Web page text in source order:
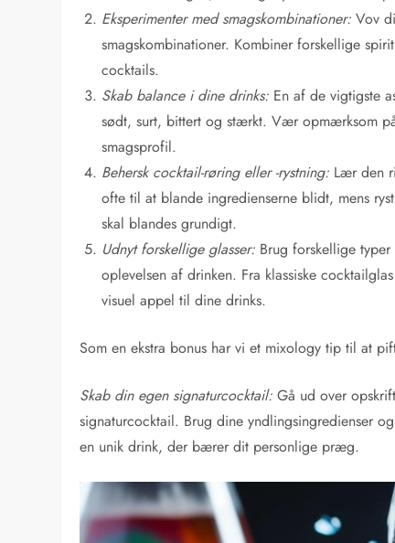
Eksperimenter med smagskombinationer: Vov
smagskombinationer. Kombiner forskellige
cocktails.
Skab balance i dine drinks: En af de vigtigste
sødt, surt, bittert og stærkt. Vær opmærksom
smagsprofil.
Behersk cocktail-røring eller -rystning: Lær den
ofte til at blande ingredienserne blidt, mens
skal blandes grundigt.
Udnyt forskellige glasser: Brug forskellige
oplevelsen af drinken. Fra klassiske
visuel appel til dine drinks.
Som en ekstra bonus har vi et mixology tip til at
Skab din egen signaturcocktail: Gå ud over
signaturcocktail. Brug dine yndlingsingredienser
en unik drink, der bærer dit personlige præg.